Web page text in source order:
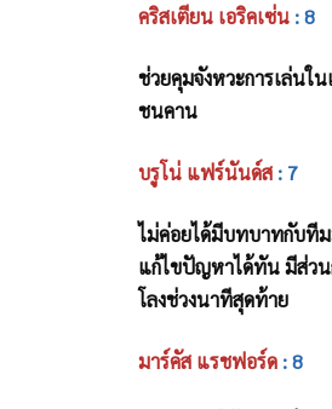
คริสเตียน เอริคเซ่น : 8
ช่วยคุมจังหวะการเล่นใ
ชนคาน
บรูโน่ แฟร์นันด์ส : 7
ไม่ค่อยได้มีบทบาทกับที
แก้ไขปัญหาได้ทัน มีส่วน
โลงช่วงนาทีสุดท้าย
มาร์คัส แรชฟอร์ด : 8